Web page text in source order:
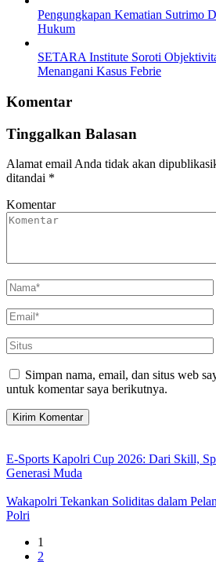
Pengungkapan Kematian Sutrimo
Hukum
SETARA Institute Soroti
Menangani Kasus Febrie
Komentar
Tinggalkan Balasan
Alamat email Anda tidak akan
ditandai *
Komentar
Simpan nama, email, dan situs web
untuk komentar saya berikutnya.
E-Sports Kapolri Cup 2026: Dari Skill,
Generasi Muda
Wakapolri Tekankan Soliditas dalam
Polri
1
2